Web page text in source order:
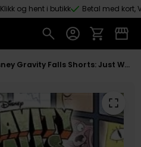
Klikk og hent i butikk Betal med kort,
Disney Gravity Falls Shorts: Just West of Weird